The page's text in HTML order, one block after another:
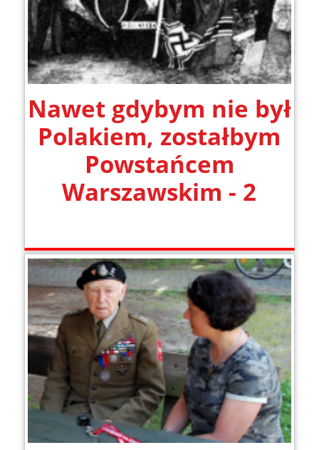
Nawet gdybym nie był
Polakiem, zostałbym
Powstańcem
Warszawskim - 2